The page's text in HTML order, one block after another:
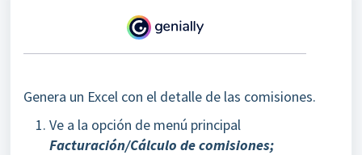
Genera un Excel con el detalle de las comisiones.
Ve a la opción de menú principal
Facturación/Cálculo de comisiones;